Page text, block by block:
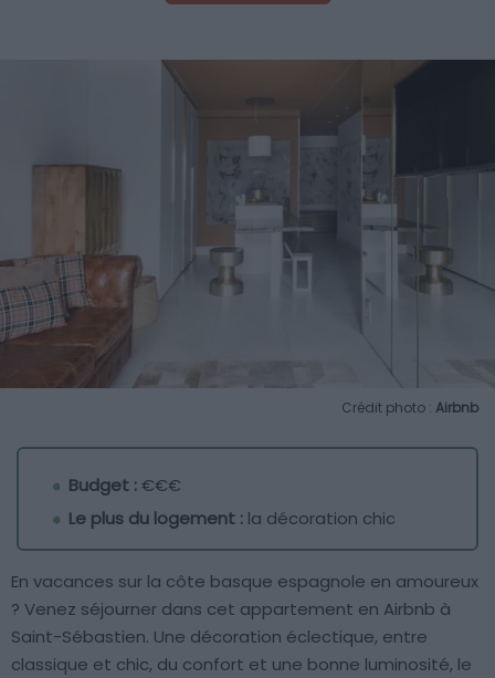
Crédit photo : Airbnb
Budget :€€€
Le plus du logement : la décoration chic
En vacances sur la côte basque espagnole en amoureux
? Venez séjourner dans cet appartement en Airbnb à
Saint-Sébastien. Une décoration éclectique, entre
classique et chic, du confort et une bonne luminosité, le